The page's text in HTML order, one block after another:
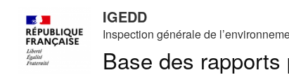
IGEDD
Inspection générale de
Base des rapports